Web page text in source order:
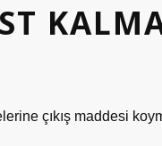
çıkış maddesi